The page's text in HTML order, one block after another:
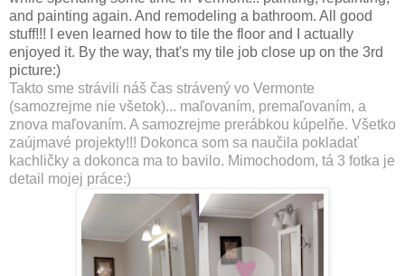
and painting again. And remodeling a bathroom. All good
stuff!!! I even learned how to tile the floor and I actually
enjoyed it. By the way, that's my tile job close up on the 3rd
picture:)
Takto sme strávili náš čas strávený vo Vermonte
(samozrejme nie všetok)... maľovaním, premaľovaním, a
znova maľovaním. A samozrejme prerábkou kúpelňe. Všetko
zaújmavé projekty!!! Dokonca som sa naučila pokladať
kachličky a dokonca ma to bavilo. Mimochodom, tá 3 fotka je
detail mojej práce:)